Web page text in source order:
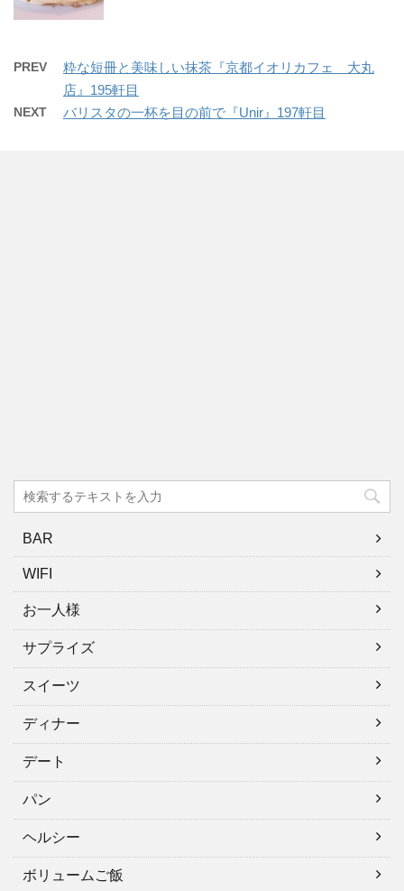
PREV
粋な短冊と美味しい抹茶『京都イオリカフェ 大丸
店』195軒目
NEXT バリスタの一杯を目の前で『Unir』197軒目
BAR
WIFI
お一人様
サプライズ
スイーツ
ディナー
デート
パン
ヘルシー
ボリュームご飯